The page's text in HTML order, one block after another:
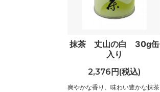
抹茶 丈山の白 30g缶
入り
2,376円(税込)
爽やかな香り、味わい豊かな抹茶